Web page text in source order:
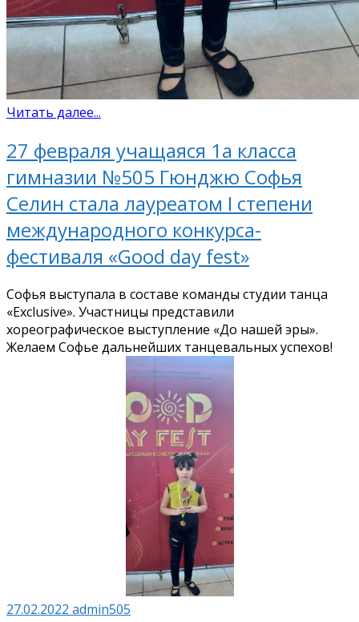
Читать далее...
27 февраля учащаяся 1а класса
гимназии №505 Гюнджю Софья
Селин стала лауреатом I степени
международного конкурса-
фестиваля «Good day fest»
Софья выступала в составе команды студии танца
«Exclusive». Участницы представили
хореографическое выступление «До нашей эры».
Желаем Софье дальнейших танцевальных успехов!
27.02.2022 admin505